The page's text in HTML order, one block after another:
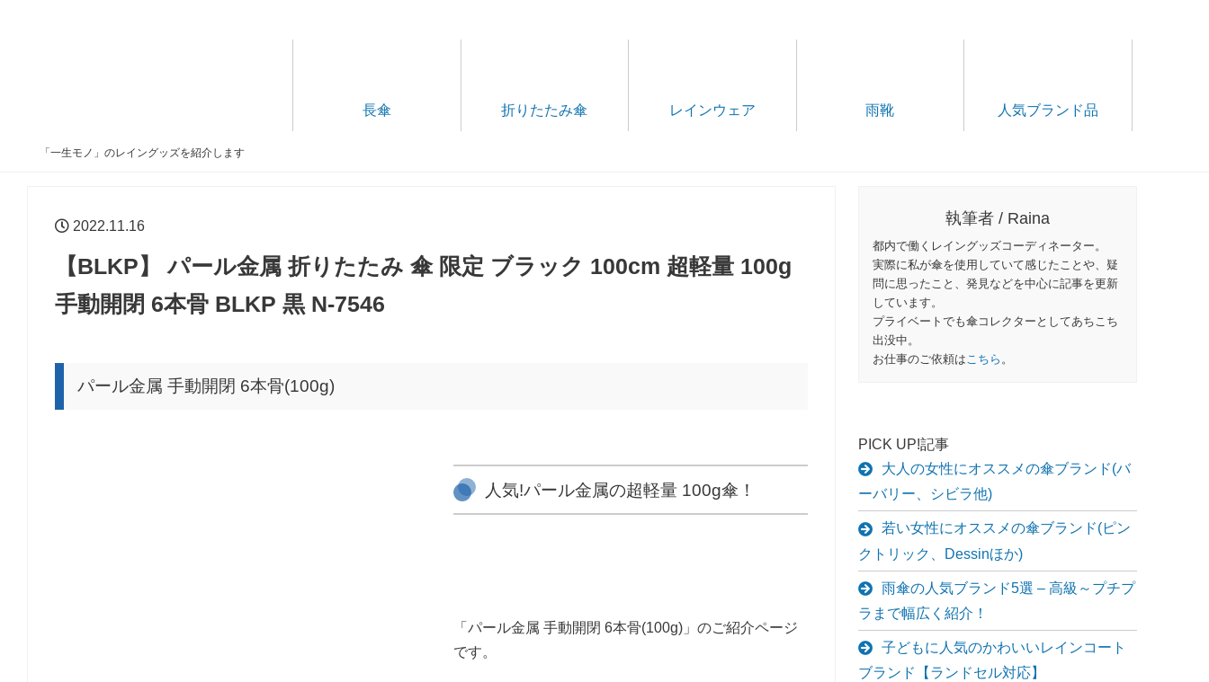
「一生モノ」のレイングッズを紹介します
長傘 折りたたみ傘 レインウェア 雨靴 人気ブランド品
2022.11.16
【BLKP】 パール金属 折りたたみ 傘 限定 ブラック 100cm 超軽量 100g
手動開閉 6本骨 BLKP 黒 N-7546
パール金属 手動開閉 6本骨(100g)
人気!パール金属の超軽量 100g傘！
「パール金属 手動開閉 6本骨(100g)」のご紹介ページ
です。
執筆者 / Raina
都内で働くレイングッズコーディネーター。
実際に私が傘を使用していて感じたことや、疑
問に思ったこと、発見などを中心に記事を更新
しています。
プライベートでも傘コレクターとしてあちこち
出没中。
お仕事のご依頼はこちら 。
PICK UP!記事
大人の女性にオススメの傘ブランド(バ
ーバリー、シビラ他)
若い女性にオススメの傘ブランド(ピン
クトリック、Dessinほか)
雨傘の人気ブランド5選 – 高級～プチプ
ラまで幅広く紹介！
子どもに人気のかわいいレインコート
ブランド【ランドセル対応】